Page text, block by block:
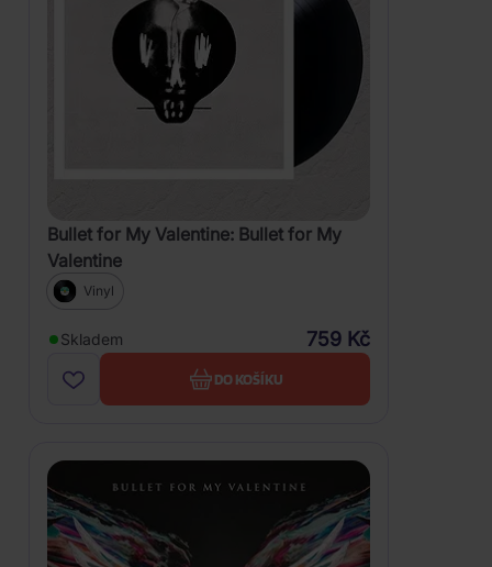
Bullet for My Valentine: Bullet for My
Valentine
Vinyl
Skladem 759 Kč
DO KOŠÍKU